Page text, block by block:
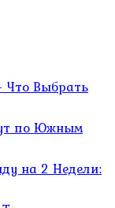
Выбрать
по Южным
на 2 Недели: